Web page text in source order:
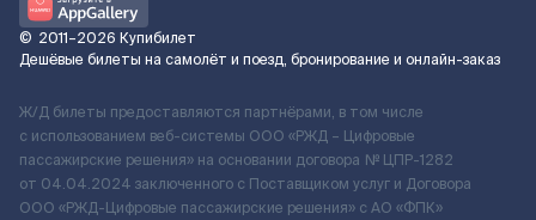
© 2011–2026 Купибилет
Дешёвые билеты на самолёт и поезд, бронирование и онлайн-заказ
Ж/Д билеты предоставляются партнёрами, в том числе
с использованием веб-системы ООО «РЖД – Цифровые
пассажирские решения» на основании договора № ЦПР-1282
от 04.04.2024 заключенного с Поставщиком услуг и Договора
ООО «РЖД-Цифровые пассажирские решения» c АО «ФПК»